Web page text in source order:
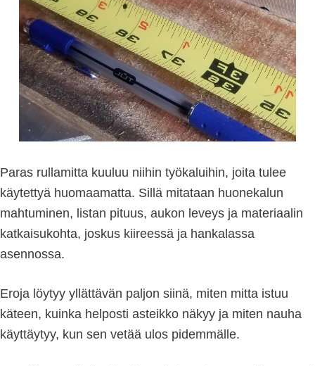
Paras rullamitta kuuluu niihin työkaluihin, joita tulee
käytettyä huomaamatta. Sillä mitataan huonekalun
mahtuminen, listan pituus, aukon leveys ja materiaalin
katkaisukohta, joskus kiireessä ja hankalassa
asennossa.
Eroja löytyy yllättävän paljon siinä, miten mitta istuu
käteen, kuinka helposti asteikko näkyy ja miten nauha
käyttäytyy, kun sen vetää ulos pidemmälle.